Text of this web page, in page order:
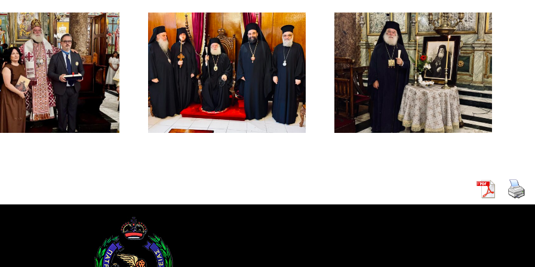
Νέος Μοναχός στο
Πατριαρχείο
Αλεξανδρείας
ΙΕΡΟ ΜΝΗΜΟΣΥΝΟ
ΤΟΥ ΑΟΙΔΙΜΟΥ
ΠΑΤΡΙΑΡΧΟΥ
ΑΛΕΞΑΝΔΡΕΙΑΣ
ΜΕΛΕΤΙΟΥ Β΄ (
ΜΕΤΑΞΑΚΗ )